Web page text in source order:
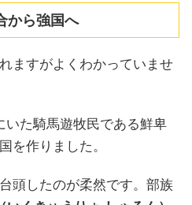
から強国へ
ますがよくわかっていませ
いた騎馬遊牧民である鮮卑
を作りました。
頭したのが柔然です。部族